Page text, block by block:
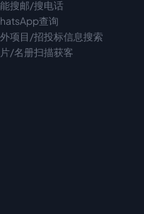
搜邮/搜电话
查询
项目/招投标信息搜索
/名册扫描获客